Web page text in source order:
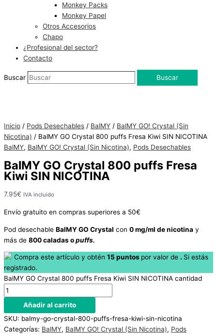
Monkey Packs
Monkey Papel
Otros Accesorios
Chapo
¿Profesional del sector?
Contacto
Buscar Buscar
existencias
Inicio / Pods Desechables / BalMY / BalMY GO! Crystal (Sin
Nicotina) / BalMY GO Crystal 800 puffs Fresa Kiwi SIN NICOTINA
BalMY, BalMY GO! Crystal (Sin Nicotina), Pods Desechables
BalMY GO Crystal 800 puffs Fresa
Kiwi SIN NICOTINA
7.95€ IVA incluido
Envío gratuito en compras superiores a 50€
Pod desechable BalMY GO Crystal con 0 mg/ml de nicotina y
más de 800 caladas opuffs.
Compra este artículo y obtén 15 puntos por valor de . Si estás
registrado.
BalMY GO Crystal 800 puffs Fresa Kiwi SIN NICOTINA cantidad
Añadir al carrito
SKU: balmy-go-crystal-800-puffs-fresa-kiwi-sin-nicotina
Categorías: BalMY, BalMY GO! Crystal (Sin Nicotina), Pods